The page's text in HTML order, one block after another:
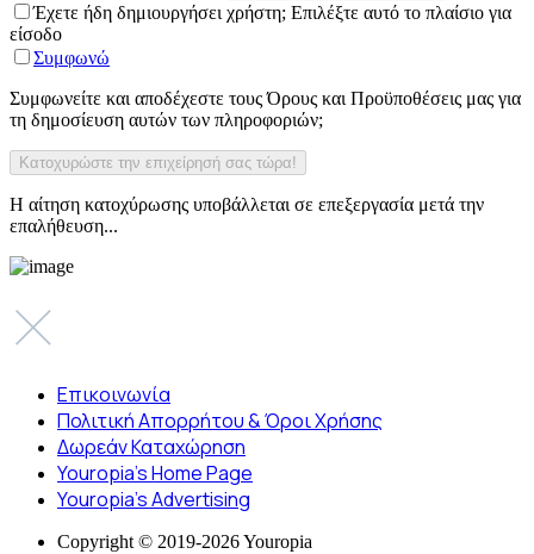
Έχετε ήδη δημιουργήσει χρήστη; Επιλέξτε αυτό το πλαίσιο για
είσοδο
Συμφωνώ
Συμφωνείτε και αποδέχεστε τους Όρους και Προϋποθέσεις μας για
τη δημοσίευση αυτών των πληροφοριών;
Η αίτηση κατοχύρωσης υποβάλλεται σε επεξεργασία μετά την
επαλήθευση...
Επικοινωνία
Πολιτική Απορρήτου & Όροι Χρήσης
Δωρεάν Καταχώρηση
Youropia’s Home Page
Youropia’s Advertising
Copyright © 2019-2026 Youropia